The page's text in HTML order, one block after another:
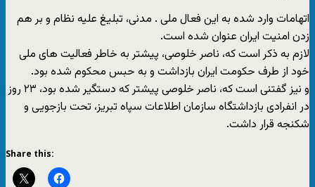
اتهامات وارد شده به این فعال ملی . مدنی، تبلیغ علیه نظام و بر هم
زدن امنیت ایران عنوان شده است.
لازم به ذکر است که، ناصر خلوصی، پیشتر به خاطر فعالیت های ملی
خود از طرف حکومت ایران بازداشت و به حبس محکوم شده بود.
و نیز گفتنی است که، ناصر خلوصی پیشتر که دستگیر شده بود، ۲۳ روز
در انفرادی بازداشتگاه سازمان اطلاعات سپاه تبریز، تحت بازجویی و
شکنجه قرار داشت.
Share this: